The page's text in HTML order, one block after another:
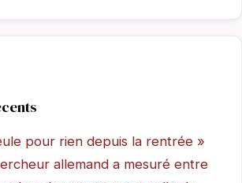
pour rien depuis la rentrée »
allemand a mesuré entre